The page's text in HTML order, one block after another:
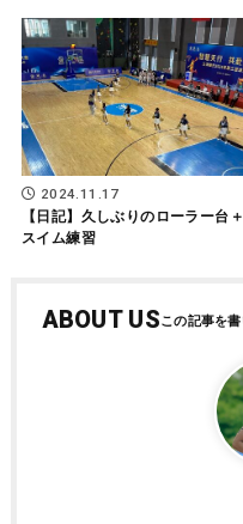
2024.11.17
【日記】久しぶりのローラー台＋
スイム練習
ABOUT US